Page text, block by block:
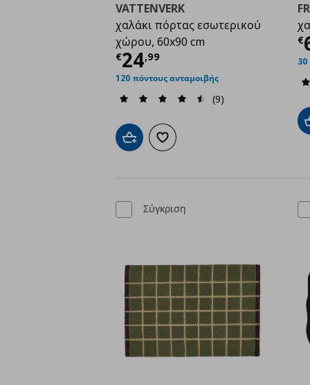
VATTENVERK
χαλάκι πόρτας εσωτερικού
χώρου, 60x90 cm
€24,99
Τρέχουσα τιμή €
120 πόντους ανταμοιβής
(9)
Προσθήκη στο καλάθι
Προσθήκη στα αγαπημένα
€
30
Σύγκριση